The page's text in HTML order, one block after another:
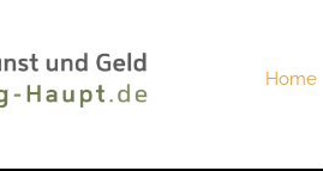
Home